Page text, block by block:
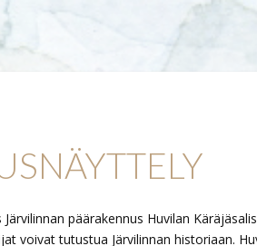
Järvilinnan päärakennus Huvilan
voivat tutustua Järvilinnan historiaan.